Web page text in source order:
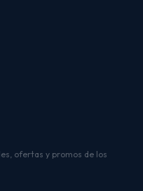
ofertas y promos de los